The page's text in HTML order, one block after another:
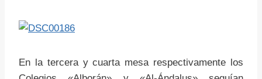
En la tercera y cuarta mesa respectivamente los